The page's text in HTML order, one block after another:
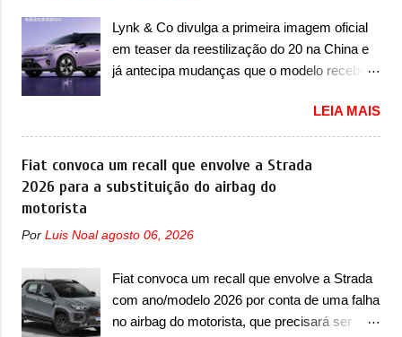
que só a Strada fez. Mais do que isso: ela é a
prova viva que time que está ganhando se
mexe sim. Ao longo da sua história, ela...
anos ganhava uma nova geração feita do
zero, apelidada de "Bolinha" por suas formas
arredondadas. Além do Gol, outro
Era o Pointer, versão hatchback do Logus
que chegava depois de um ano de atraso. A
invasão de 1994 foi marcava pelos
franceses, alemães, japoneses e coreanos
nosso mercado. Os importados que mais se
Renault R19 que vinha em 3 versões de
carroceria, sendo duas do hatch e o sedan, a
famosa Kia Besta, o Vol...
Lynk & Co divulga a primeira imagem oficial
em teaser da reestilização do 20 na China e
já antecipa mudanças que o modelo receberá
vai apresentar na China as primeiras
mudanças para o Z20, um misto de hatch
com SUV que é vendido no mercado chinês
desde o lançamento, em 2024. Agora, o
modelo passará por sua primeira mudança
na Europa como 02 e Z20 na China, o elétrico
como ‘20’. Junto das mudanças visuais, a
marca confirmou que ele pode ser um dos
primeiros produtos da empresa a usar um
LEIA MAIS
Fiat convoca um recall que envolve a Strada
2026 para a substituição do airbag do
motorista
Por Luis Noal agosto 06, 2026
Fiat convoca um recall que envolve a Strada
com ano/modelo 2026 por conta de uma falha
no airbag do motorista, que precisará ser